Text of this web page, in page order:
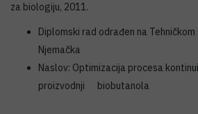
za biologiju, 2011.
Diplomski rad odrađen na
Njemačka
Naslov: Optimizacija procesa
proizvodnji biobutanola